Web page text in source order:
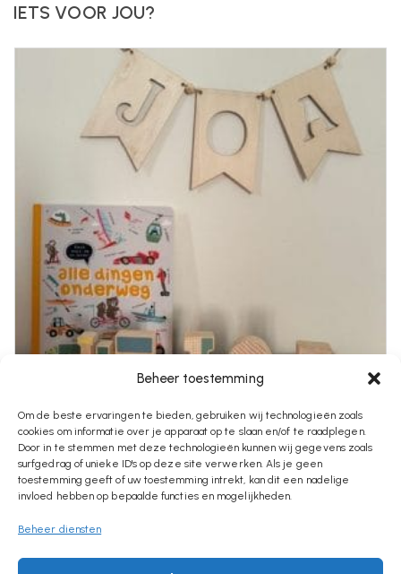
Beheer toestemming
Om de beste ervaringen te bieden, gebruiken wij technologieën zoals
cookies om informatie over je apparaat op te slaan en/of te raadplegen.
Door in te stemmen met deze technologieën kunnen wij gegevens zoals
surfgedrag of unieke ID's op deze site verwerken. Als je geen
toestemming geeft of uw toestemming intrekt, kan dit een nadelige
invloed hebben op bepaalde functies en mogelijkheden.
Beheer diensten
IETS VOOR JOU?
€2,95
Vlaggetje Met Naam